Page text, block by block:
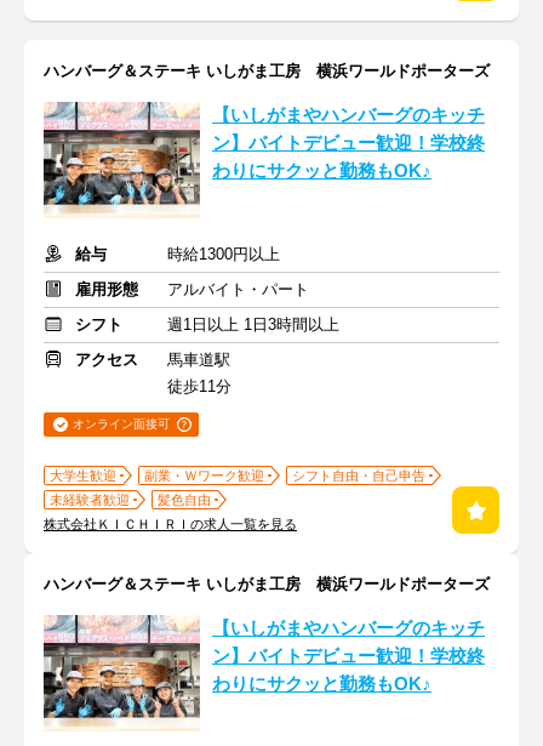
ハンバーグ＆ステーキ いしがま工房 横浜ワールドポーターズ
【いしがまやハンバーグのキッチ
ン】バイトデビュー歓迎！学校終
わりにサクッと勤務もOK♪
給与
時給1300円以上
雇用形態
アルバイト・パート
シフト
週1日以上 1日3時間以上
アクセス
馬車道駅
徒歩11分
オンライン面接可
大学生歓迎 副業・Ｗワーク歓迎
シフト自由・自己申告
未経験者歓迎
髪色自由
株式会社ＫＩＣＨＩＲＩの求人一覧を見る
ハンバーグ＆ステーキ いしがま工房 横浜ワールドポーターズ
【いしがまやハンバーグのキッチ
ン】バイトデビュー歓迎！学校終
わりにサクッと勤務もOK♪